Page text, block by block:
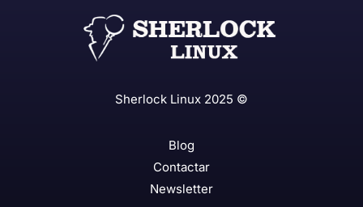
Sherlock Linux 2025 ©
Blog
Contactar
Newsletter